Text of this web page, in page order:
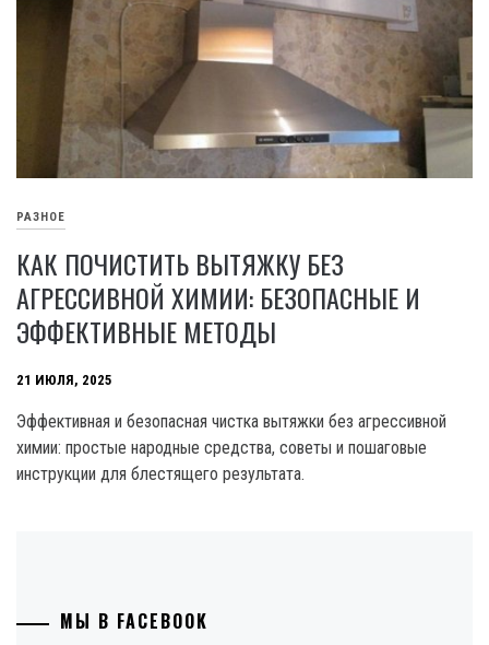
РАЗНОЕ
КАК ПОЧИСТИТЬ ВЫТЯЖКУ БЕЗ
АГРЕССИВНОЙ ХИМИИ: БЕЗОПАСНЫЕ И
ЭФФЕКТИВНЫЕ МЕТОДЫ
21 ИЮЛЯ, 2025
Эффективная и безопасная чистка вытяжки без агрессивной
химии: простые народные средства, советы и пошаговые
инструкции для блестящего результата.
МЫ В FACEBOOK